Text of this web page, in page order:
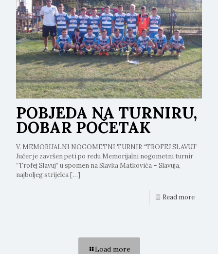
POBJEDA NA TURNIRU,
DOBAR POČETAK
V. MEMORIJALNI NOGOMETNI TURNIR “TROFEJ SLAVUJ”
Jučer je završen peti po redu Memorijalni nogometni turnir
“Trofej Slavuj” u spomen na Slavka Matkovića – Slavuja,
najboljeg strijelca[…]
Read more
Load more